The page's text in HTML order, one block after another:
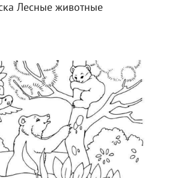
Лесные животные